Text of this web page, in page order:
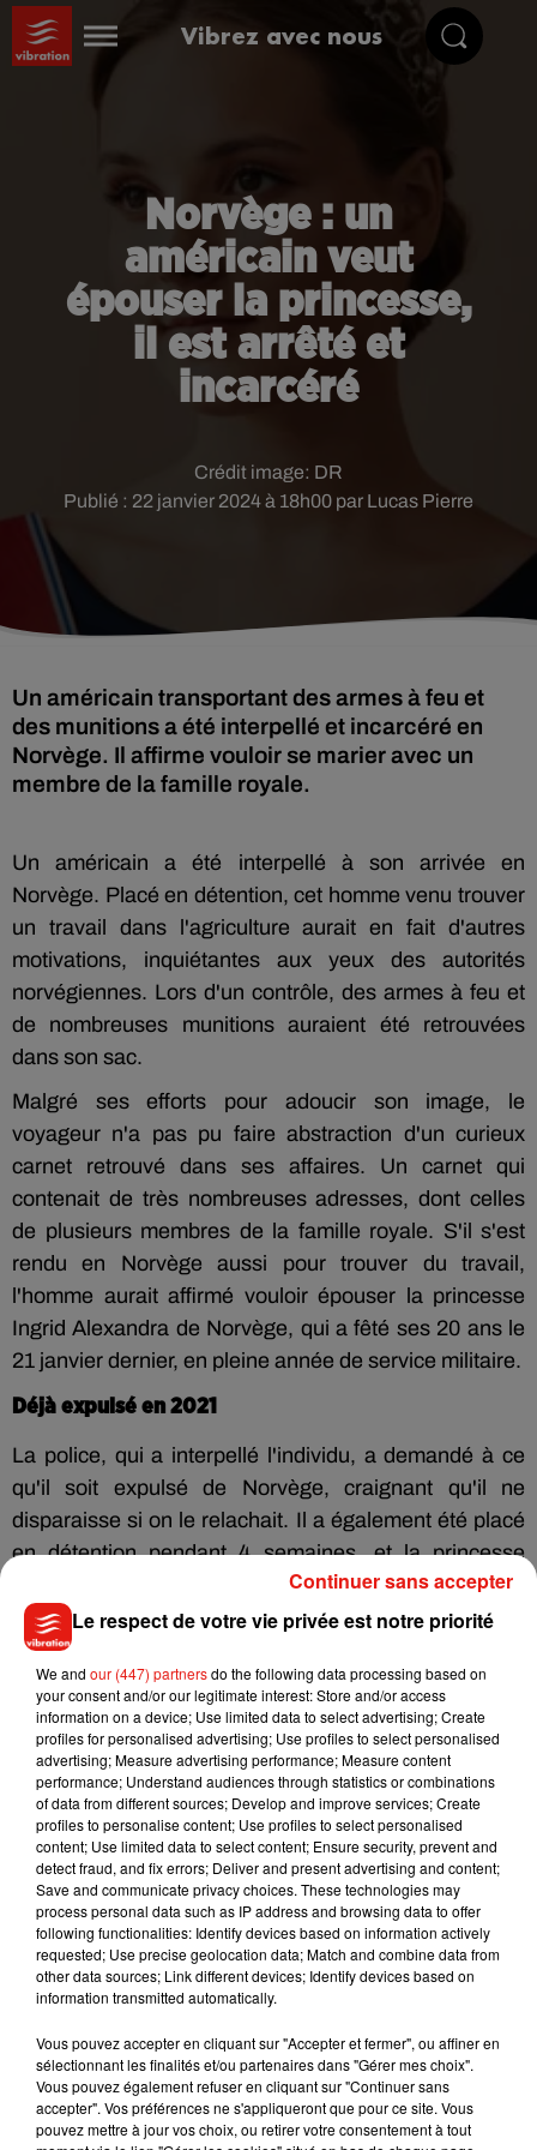
Vibrez avec nous
Norvège : un
américain veut
épouser la princesse,
il est arrêté et
incarcéré
Publié : 22 janvier 2024 à 18h00 par Lucas Pierre
Crédit image: DR
Un américain transportant des armes à feu et
des munitions a été interpellé et incarcéré en
Norvège. Il affirme vouloir se marier avec un
membre de la famille royale.
Un américain a été interpellé à son arrivée en
Norvège. Placé en détention, cet homme venu trouver
un travail dans l'agriculture aurait en fait d'autres
motivations, inquiétantes aux yeux des autorités
norvégiennes. Lors d'un contrôle, des armes à feu et
de nombreuses munitions auraient été retrouvées
dans son sac.
Malgré ses efforts pour adoucir son image, le
voyageur n'a pas pu faire abstraction d'un curieux
carnet retrouvé dans ses affaires. Un carnet qui
contenait de très nombreuses adresses, dont celles
de plusieurs membres de la famille royale. S'il s'est
rendu en Norvège aussi pour trouver du travail,
l'homme aurait affirmé vouloir épouser la princesse
Ingrid Alexandra de Norvège, qui a fêté ses 20 ans le
21 janvier dernier, en pleine année de service militaire.
Déjà expulsé en 2021
La police, qui a interpellé l'individu, a demandé à ce
qu'il soit expulsé de Norvège, craignant qu'il ne
disparaisse si on le relachait. Il a également été placé
en détention pendant 4 semaines, et la princesse
Ingrid Alexandra de Norvège a été placée sous
protection.
chance. Le voyageur avait déjà été expulsé du pays
en 2021 pour s'être rendu à différentes adresses où
logeaient déjà des membres de la famille royale.
Musique
7 août 2026
Julien Lieb s’essaye à la vie de chatelain
dans son nouveau clip
Madonna sort enfin le remix de « Love
Le respect de votre vie privée est notre priorité
We and our (447) partnersdo the following data processing based on
your consent and/or our legitimate interest: Store and/or access
information on a device; Use limited data to select advertising; Create
profiles for personalised advertising; Use profiles to select personalised
advertising; Measure advertising performance; Measure content
performance; Understand audiences through statistics or combinations
of data from different sources; Develop and improve services; Create
profiles to personalise content; Use profiles to select personalised
content; Use limited data to select content; Ensure security, prevent and
detect fraud, and fix errors; Deliver and present advertising and content;
Save and communicate privacy choices. These technologies may
process personal data such as IP address and browsing data to offer
following functionalities: Identify devices based on information actively
requested; Use precise geolocation data; Match and combine data from
other data sources; Link different devices; Identify devices based on
information transmitted automatically.
Vous pouvez accepter en cliquant sur "Accepter et fermer", ou affiner en
sélectionnant les finalités et/ou partenaires dans "Gérer mes choix".
Vous pouvez également refuser en cliquant sur "Continuer sans
accepter". Vos préférences ne s'appliqueront que pour ce site. Vous
pouvez mettre à jour vos choix, ou retirer votre consentement à tout
Continuer sans accepter